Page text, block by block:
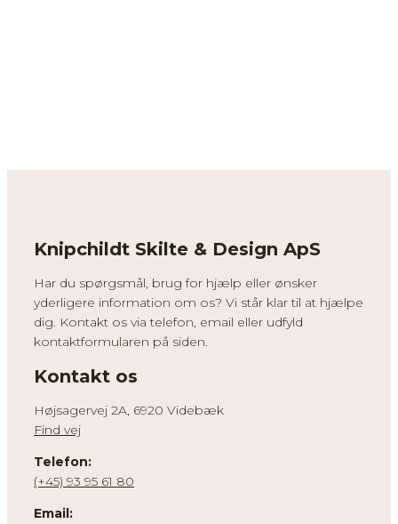
Knipchildt Skilte & Design ApS
Har du spørgsmål, brug for hjælp eller ønsker
yderligere information om os? Vi står klar til at hjælpe
dig. Kontakt os via telefon, email eller udfyld
kontaktformularen på siden.
Kontakt os
Højsagervej 2A, 6920 Videbæk
Find vej
Telefon:
(+45) 93 95 61 80
Email: